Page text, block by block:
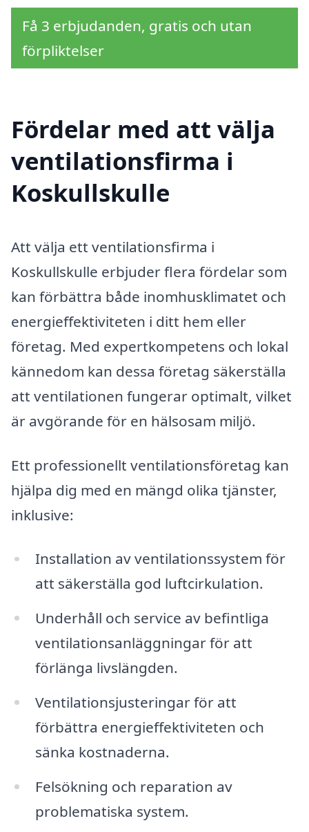
Få 3 erbjudanden, gratis och utan
förpliktelser
Fördelar med att välja
ventilationsfirma i
Koskullskulle
Att välja ett ventilationsfirma i
Koskullskulle erbjuder flera fördelar som
kan förbättra både inomhusklimatet och
energieffektiviteten i ditt hem eller
företag. Med expertkompetens och lokal
kännedom kan dessa företag säkerställa
att ventilationen fungerar optimalt, vilket
är avgörande för en hälsosam miljö.
Ett professionellt ventilationsföretag kan
hjälpa dig med en mängd olika tjänster,
inklusive:
Installation av ventilationssystem för
att säkerställa god luftcirkulation.
Underhåll och service av befintliga
ventilationsanläggningar för att
förlänga livslängden.
Ventilationsjusteringar för att
förbättra energieffektiviteten och
sänka kostnaderna.
Felsökning och reparation av
problematiska system.